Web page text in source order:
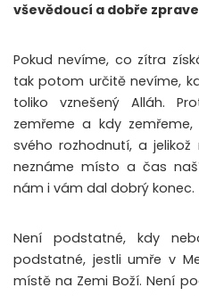
vševědoucí a dobře
Pokud nevíme, co zítra
tak potom určitě nevíme,
toliko vznešený Alláh.
zemřeme a kdy
svého rozhodnutí, a
neznáme místo a čas
nám i vám dal dobrý konec.
Není podstatné, kdy
podstatné, jestli umře v
místě na Zemi Boží. Není